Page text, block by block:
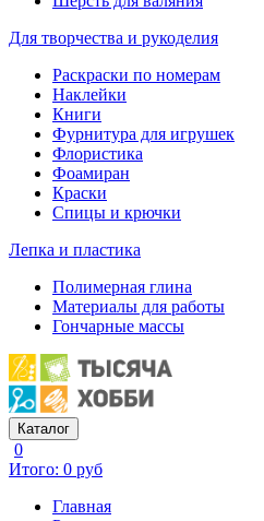
Для творчества и рукоделия
Раскраски по номерам
Наклейки
Книги
Фурнитура для игрушек
Флористика
Фоамиран
Краски
Спицы и крючки
Лепка и пластика
Полимерная глина
Материалы для работы
Гончарные массы
Каталог
0
Итого: 0 руб
Главная